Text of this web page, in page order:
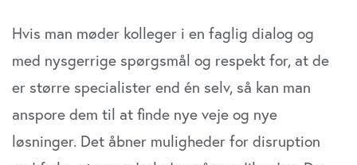
Hvis man møder kolleger i en faglig dialog og
med nysgerrige spørgsmål og respekt for, at de
er større specialister end én selv, så kan man
anspore dem til at finde nye veje og nye
løsninger. Det åbner muligheder for disruption